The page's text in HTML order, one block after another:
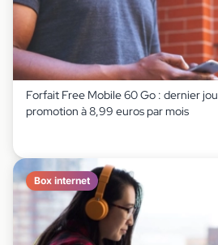
Forfait Free Mobile 60 Go : dernier
promotion à 8,99 euros par mois
Box internet